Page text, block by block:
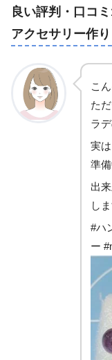
良い評判・口コ
アクセサリー作り
こ
た
ラ
実
準
出
し
#ハ
ー